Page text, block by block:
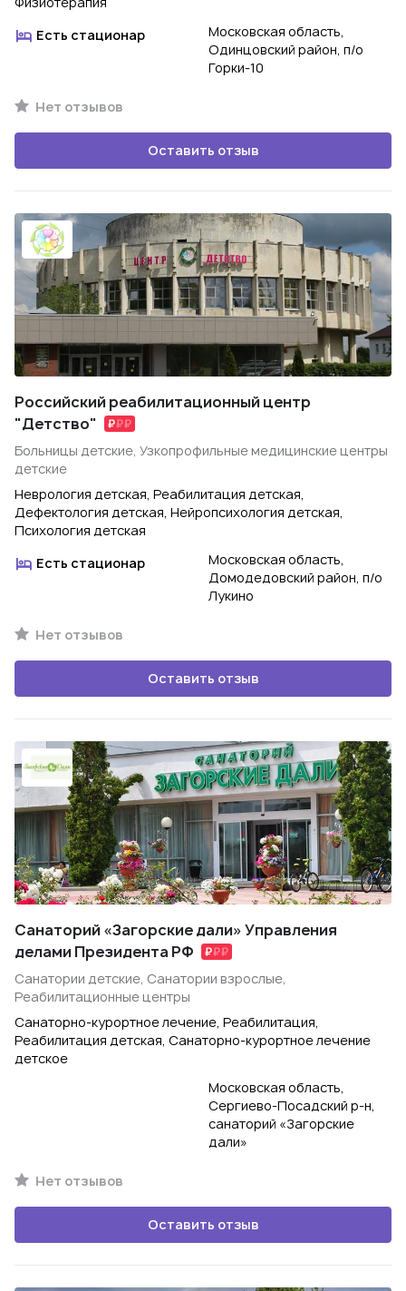
Есть стационар
Московская область,
Одинцовский район, п/о
Горки-10
Нет отзывов
Оставить отзыв
Российский реабилитационный центр
"Детство"
Больницы детские, Узкопрофильные медицинские центры
детские
Неврология детская, Реабилитация детская,
Дефектология детская, Нейропсихология детская,
Психология детская
Есть стационар
Московская область,
Домодедовский район, п/о
Лукино
Нет отзывов
Оставить отзыв
Санаторий «Загорские дали» Управления
делами Президента РФ
Санатории детские, Санатории взрослые,
Реабилитационные центры
Санаторно-курортное лечение, Реабилитация,
Реабилитация детская, Санаторно-курортное лечение
детское
Московская область,
Сергиево-Посадский р-н,
санаторий «Загорские
дали»
Нет отзывов
Оставить отзыв